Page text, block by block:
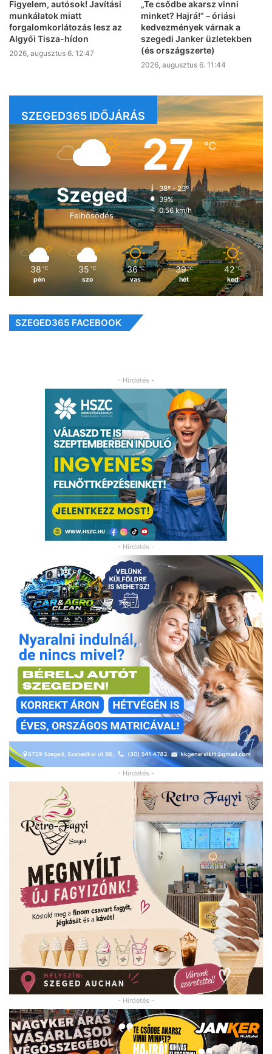
Figyelem, autósok! Javítási
munkálatok miatt
forgalomkorlátozás lesz az
Algyői Tisza-hídon
2026, augusztus 6. 12:47
„Te csődbe akarsz vinni
minket? Hajrá!” – óriási
kedvezmények várnak a
szegedi Janker üzletekben
(és országszerte)
2026, augusztus 6. 11:44
SZEGED365 IDŐJÁRÁS
Szeged
Felhősödés
27℃
38º - 23º
39%
0.56 km/h
38 ℃
pén
35 ℃
szo
36 ℃
vas
39 ℃
hét
42 ℃
ked
SZEGED365 FACEBOOK
- Hirdetés -
- Hirdetés -
- Hirdetés -
- Hirdetés -